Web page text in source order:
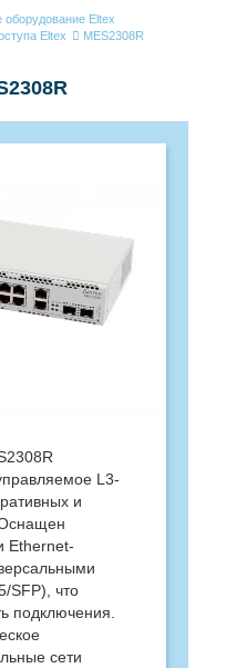
оборудование Eltex
Eltex MES2308R
L3-
и
Ethernet-
SFP), что
подключения.
сети